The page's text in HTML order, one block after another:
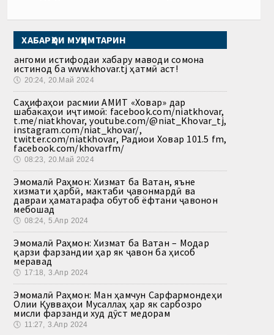
ХАБАРҲОИ МУҲИМТАРИН
Ҳангоми истифодаи хабару маводи сомона
истинод ба www.khovar.tj ҳатмӣ аст!
🕔 20:24, 20.Май 2024
Саҳифаҳои расмии АМИТ «Ховар» дар
шабакаҳои иҷтимоӣ: facebook.com/niatkhovar,
t.me/niatkhovar, youtube.com/@niat_Khovar_tj,
instagram.com/niat_khovar/,
twitter.com/niatkhovar, Радиои Ховар 101.5 fm,
facebook.com/khovarfm/
🕔 08:23, 20.Май 2024
Эмомалӣ Раҳмон: Хизмат ба Ватан, яъне
хизмати ҳарбӣ, мактаби ҷавонмардӣ ва
давраи ҳаматарафа обутоб ёфтани ҷавонон
мебошад
🕔 08:24, 5.Апр 2024
Эмомалӣ Раҳмон: Хизмат ба Ватан – Модар
қарзи фарзандии ҳар як ҷавон ба ҳисоб
меравад
🕔 17:18, 3.Апр 2024
Эмомалӣ Раҳмон: Ман ҳамчун Сарфармондеҳи
Олии Қувваҳои Мусаллаҳ ҳар як сарбозро
мисли фарзанди худ дӯст медорам
🕔 11:27, 3.Апр 2024